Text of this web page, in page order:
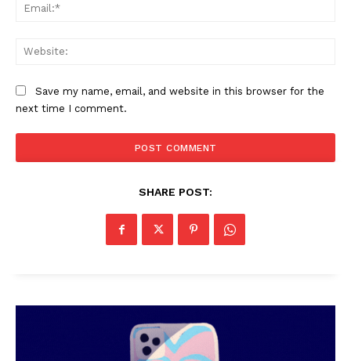
Save my name, email, and website in this browser for the
next time I comment.
SHARE POST: